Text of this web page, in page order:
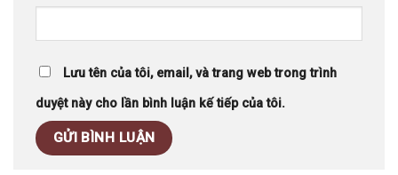
Lưu tên của tôi, email, và trang web trong trình
duyệt này cho lần bình luận kế tiếp của tôi.